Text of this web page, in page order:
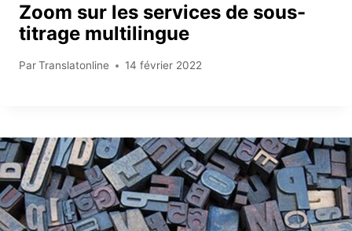
Zoom sur les services de sous-
titrage multilingue
ParTranslatonline 14 février 2022